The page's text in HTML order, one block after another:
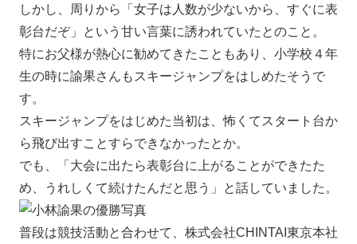
しかし、周りから「女子は人数が少ないから、すぐに表
彰台だぞ」という甘い言葉に誘われていたとのこと。
特にお父様が熱心に勧めてきたこともあり、 小学校４年
生の時に諭果さんもスキージャンプをはしめたそうで
す。
スキージャンプをはじめた当初は、怖くてスタート台か
ら飛び出すことすらできなかったとか。
でも、「大会に出たら表彰台に上がることができたた
め、うれしくて続けたんだと思う」と話していました。
普段は競技活動と合わせて、株式会社CHINTAI東京本社